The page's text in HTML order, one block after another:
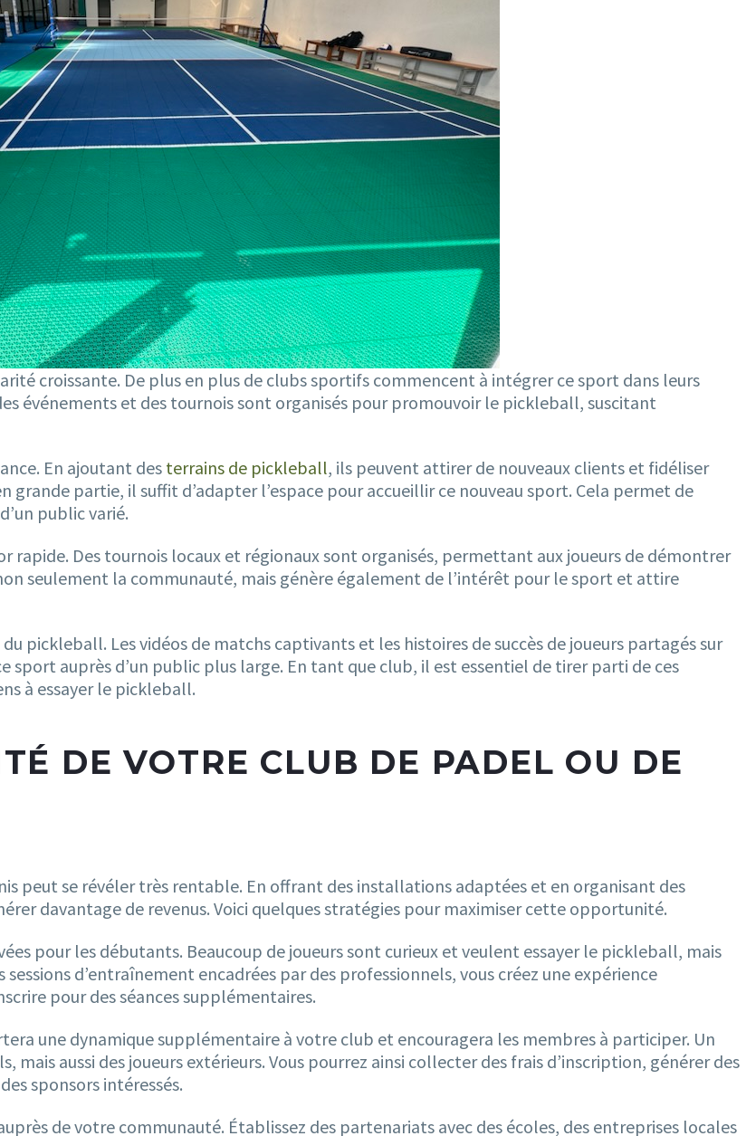
croissante. De plus en plus de clubs sportifs commencent à intégrer ce sport dans leurs
événements et des tournois sont organisés pour promouvoir le pickleball, suscitant
En ajoutant des terrains de pickleball, ils peuvent attirer de nouveaux clients et fidéliser
grande partie, il suffit d’adapter l’espace pour accueillir ce nouveau sport. Cela permet de
public varié.
Des tournois locaux et régionaux sont organisés, permettant aux joueurs de démontrer
seulement la communauté, mais génère également de l’intérêt pour le sport et attire
pickleball. Les vidéos de matchs captivants et les histoires de succès de joueurs partagés sur
auprès d’un public plus large. En tant que club, il est essentiel de tirer parti de ces
à essayer le pickleball.
DE VOTRE CLUB DE PADEL OU DE
peut se révéler très rentable. En offrant des installations adaptées et en organisant des
davantage de revenus. Voici quelques stratégies pour maximiser cette opportunité.
pour les débutants. Beaucoup de joueurs sont curieux et veulent essayer le pickleball, mais
d’entraînement encadrées par des professionnels, vous créez une expérience
pour des séances supplémentaires.
une dynamique supplémentaire à votre club et encouragera les membres à participer. Un
aussi des joueurs extérieurs. Vous pourrez ainsi collecter des frais d’inscription, générer des
sponsors intéressés.
de votre communauté. Établissez des partenariats avec des écoles, des entreprises locales